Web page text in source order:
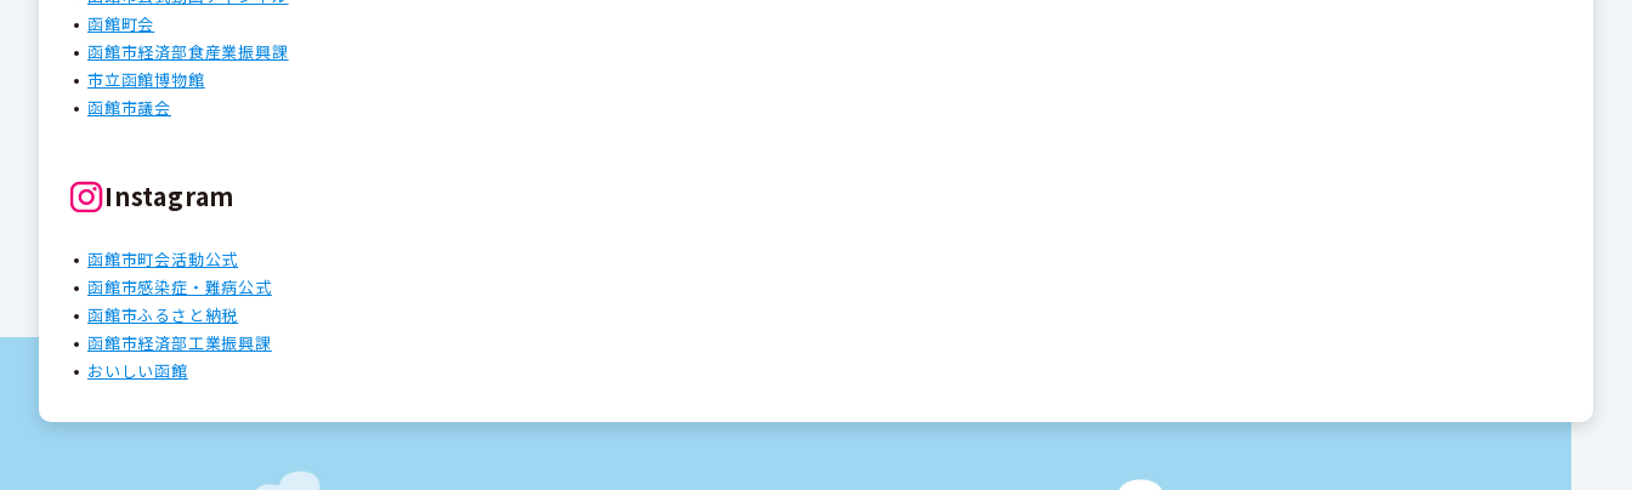
函館町会
函館市経済部食産業振興課
市立函館博物館
函館市議会
Instagram
函館市町会活動公式
函館市感染症・難病公式
函館市ふるさと納税
函館市経済部工業振興課
おいしい函館